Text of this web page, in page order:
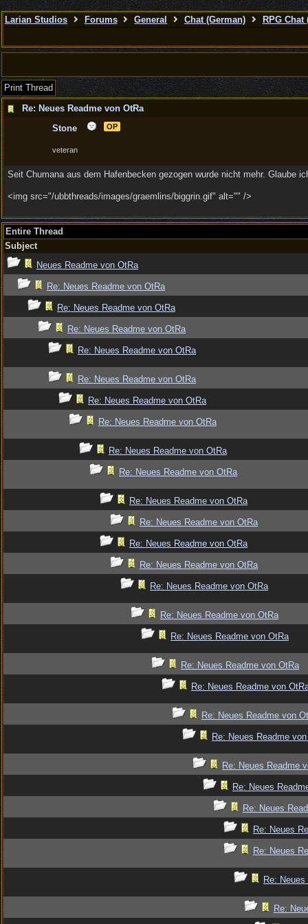
Larian Studios Forums General Chat (German) RPG Chat
Print Thread
Re: Neues Readme von OtRa
Stone
OP
veteran
Seit Chumana aus dem Hafenbecken gezogen wurde nicht mehr. Glaube
<img src="/ubbthreads/images/graemlins/biggrin.gif" alt="" />
Entire Thread
Subject
Neues Readme von OtRa
Re: Neues Readme von OtRa
Re: Neues Readme von OtRa
Re: Neues Readme von OtRa
Re: Neues Readme von OtRa
Re: Neues Readme von OtRa
Re: Neues Readme von OtRa
Re: Neues Readme von OtRa
Re: Neues Readme von OtRa
Re: Neues Readme von OtRa
Re: Neues Readme von OtRa
Re: Neues Readme von OtRa
Re: Neues Readme von OtRa
Re: Neues Readme von OtRa
Re: Neues Readme von OtRa
Re: Neues Readme von OtRa
Re: Neues Readme von OtRa
Re: Neues Readme von OtRa
Re: Neues Readme von
Re: Neues Readme von
Re: Neues Readme
Re: Neues Readme
Re: Neues
Re: Neues
Re: Neues
Re: Neues
Re:
Re: